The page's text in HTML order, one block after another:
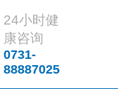
24小时健
康咨询
0731-
88887025